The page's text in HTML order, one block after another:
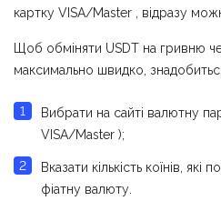
картку VISA/Master , відразу
Щоб обміняти USDT на гривню
максимально швидко,
Вибрати на сайті валютну
VISA/Master );
Вказати кількість коїнів,
фіатну валюту.